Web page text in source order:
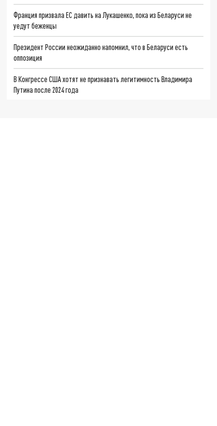
Франция призвала ЕС давить на Лукашенко, пока из Беларуси не
уедут беженцы
Президент России неожиданно напомнил, что в Беларуси есть
оппозиция
В Конгрессе США хотят не признавать легитимность Владимира
Путина после 2024 года